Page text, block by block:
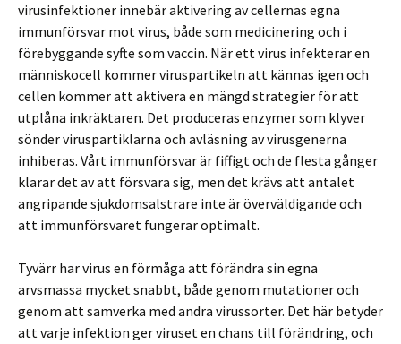
virusinfektioner innebär aktivering av cellernas egna
immunförsvar mot virus, både som medicinering och i
förebyggande syfte som vaccin. När ett virus infekterar en
människocell kommer viruspartikeln att kännas igen och
cellen kommer att aktivera en mängd strategier för att
utplåna inkräktaren. Det produceras enzymer som klyver
sönder viruspartiklarna och avläsning av virusgenerna
inhiberas. Vårt immunförsvar är fiffigt och de flesta gånger
klarar det av att försvara sig, men det krävs att antalet
angripande sjukdomsalstrare inte är överväldigande och
att immunförsvaret fungerar optimalt.
Tyvärr har virus en förmåga att förändra sin egna
arvsmassa mycket snabbt, både genom mutationer och
genom att samverka med andra virussorter. Det här betyder
att varje infektion ger viruset en chans till förändring, och